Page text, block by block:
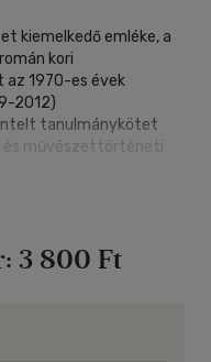
kiemelkedő emléke, a
kori
1970-es évek
2012)
tanulmánykötet
és művészettörténeti
romanika
ezen fő emlékét. Olyan
kulturális és
vonatkozó korabeli
megismerjük a bazilika
3 800 Ft